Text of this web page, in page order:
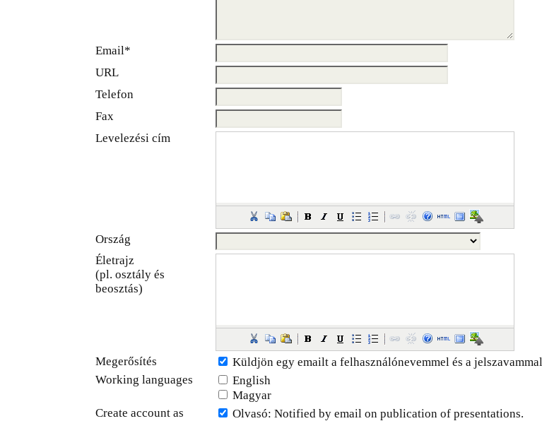
Email*
URL
Telefon
Fax
Levelezési cím
Ország
Életrajz
(pl. osztály és
beosztás)
Megerősítés
Küldjön egy emailt a felhasználónevemmel és a jelszavammal
Working languages
English
Magyar
Create account as
Olvasó: Notified by email on publication of presentations.